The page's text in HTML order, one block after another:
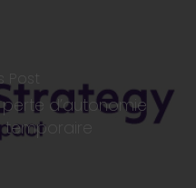
Post
d’autonomie